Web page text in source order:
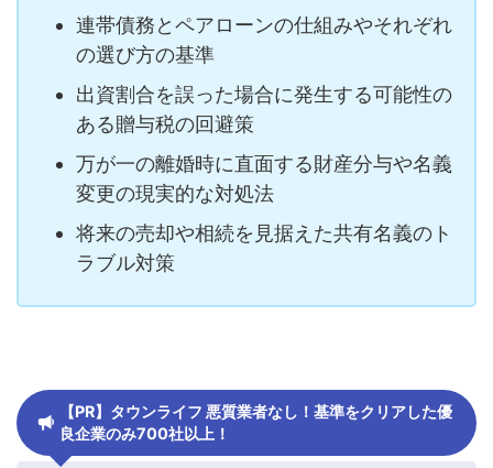
連帯債務とペアローンの仕組みやそれぞれ
の選び方の基準
出資割合を誤った場合に発生する可能性の
ある贈与税の回避策
万が一の離婚時に直面する財産分与や名義
変更の現実的な対処法
将来の売却や相続を見据えた共有名義のト
ラブル対策
【PR】タウンライフ 悪質業者なし！基準をクリアした優
良企業のみ700社以上！